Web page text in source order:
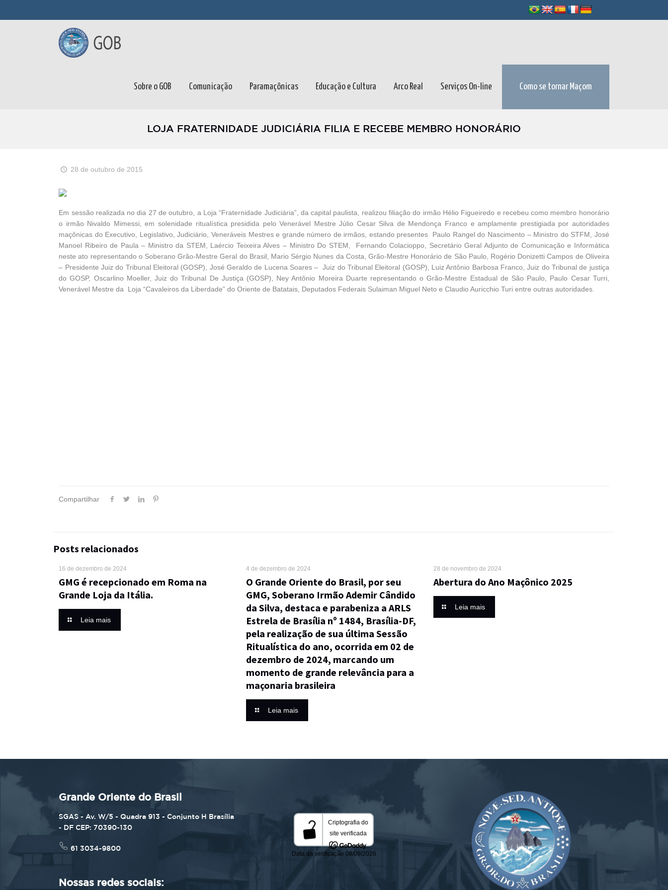
Sobre o GOB Comunicação Paramaçônicas Educação e Cultura Arco Real Serviços On-line Como se tornar Maçom
LOJA FRATERNIDADE JUDICIÁRIA FILIA E RECEBE MEMBRO HONORÁRIO
28 de outubro de 2015
Em sessão realizada no dia 27 de outubro, a Loja “Fraternidade Judiciária”, da capital paulista, realizou filiação do irmão Hélio Figueiredo e recebeu como membro honorário
o irmão Nivaldo Mimessi, em solenidade ritualística presidida pelo Venerável Mestre Júlio Cesar Silva de Mendonça Franco e amplamente prestigiada por autoridades
maçônicas do Executivo, Legislativo, Judiciário, Veneráveis Mestres e grande número de irmãos, estando presentes Paulo Rangel do Nascimento – Ministro do STFM, José
Manoel Ribeiro de Paula – Ministro da STEM, Laércio Teixeira Alves – Ministro Do STEM, Fernando Colacioppo, Secretário Geral Adjunto de Comunicação e Informática
neste ato representando o Soberano Grão-Mestre Geral do Brasil, Mario Sérgio Nunes da Costa, Grão-Mestre Honorário de São Paulo, Rogério Donizetti Campos de Oliveira
– Presidente Juiz do Tribunal Eleitoral (GOSP), José Geraldo de Lucena Soares – Juiz do Tribunal Eleitoral (GOSP), Luiz Antônio Barbosa Franco, Juiz do Tribunal de justiça
do GOSP, Oscarlino Moeller, Juiz do Tribunal De Justiça (GOSP), Ney Antônio Moreira Duarte representando o Grão-Mestre Estadual de São Paulo, Paulo Cesar Turri,
Venerável Mestre da Loja “Cavaleiros da Liberdade” do Oriente de Batatais, Deputados Federais Sulaiman Miguel Neto e Claudio Auricchio Turi entre outras autoridades.
Compartilhar
Posts relacionados
16 de dezembro de 2024
GMG é recepcionado em Roma na
Grande Loja da Itália.
Leia mais
4 de dezembro de 2024
O Grande Oriente do Brasil, por seu
GMG, Soberano Irmão Ademir Cândido
da Silva, destaca e parabeniza a ARLS
Estrela de Brasília nº 1484, Brasília-DF,
pela realização de sua última Sessão
Ritualística do ano, ocorrida em 02 de
dezembro de 2024, marcando um
momento de grande relevância para a
maçonaria brasileira
Leia mais
28 de novembro de 2024
Abertura do Ano Maçônico 2025
Leia mais
Grande Oriente do Brasil
SGAS - Av. W/5 - Quadra 913 - Conjunto H Brasília
- DF CEP: 70390-130
61 3034-9800
Nossas redes sociais: